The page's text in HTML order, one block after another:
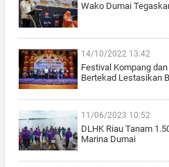
Wako Dumai
14/10/2022 13:42
Festival Kompang
Bertekad Lestasikan
11/06/2023 10:52
DLHK Riau Tanam
Marina Dumai